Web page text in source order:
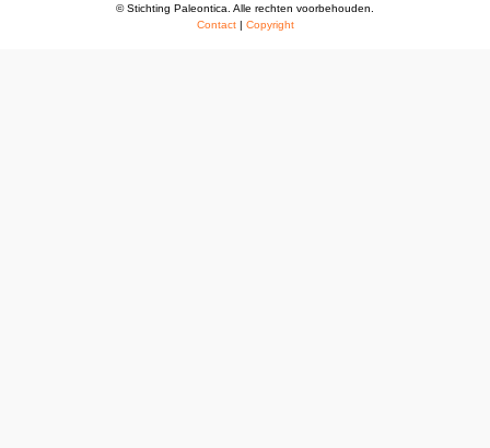
© Stichting Paleontica. Alle rechten voorbehouden.
Contact| Copyright